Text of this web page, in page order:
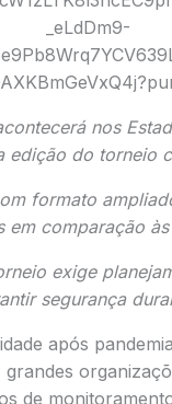
nos
edição do torneio
formato
em comparação
exige
segurança
após pandemia
grandes
de